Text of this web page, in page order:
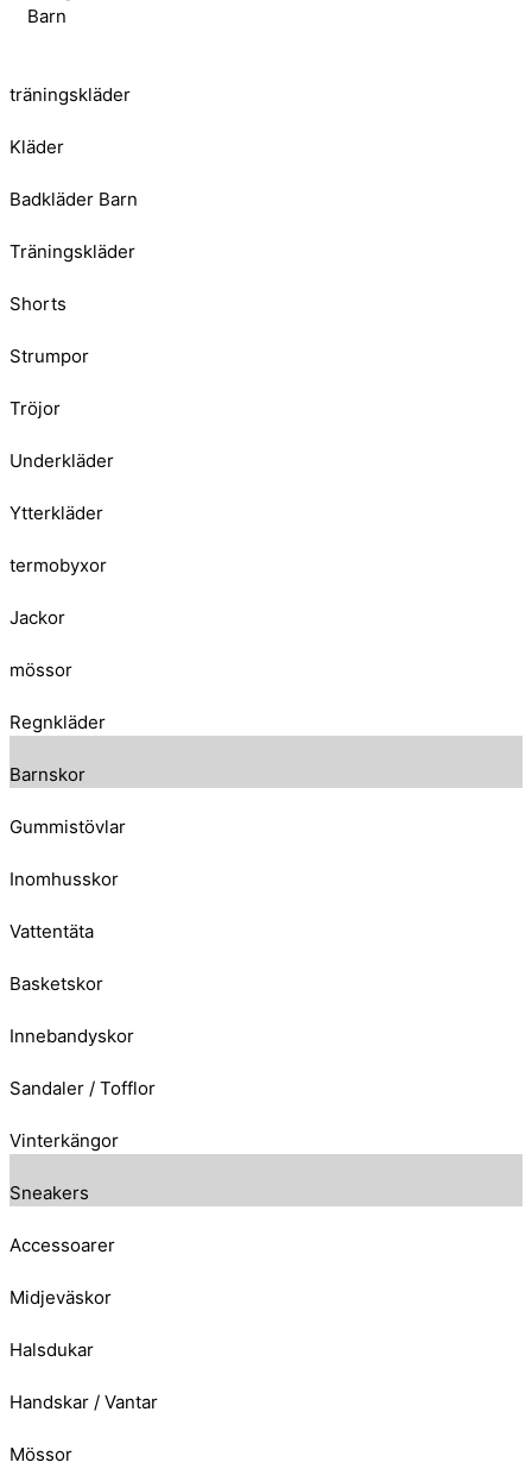
Barn
träningskläder
Kläder
Badkläder Barn
Träningskläder
Shorts
Strumpor
Tröjor
Underkläder
Ytterkläder
termobyxor
Jackor
mössor
Regnkläder
Barnskor
Gummistövlar
Inomhusskor
Vattentäta
Basketskor
Innebandyskor
Sandaler / Tofflor
Vinterkängor
Sneakers
Accessoarer
Midjeväskor
Halsdukar
Handskar / Vantar
Mössor